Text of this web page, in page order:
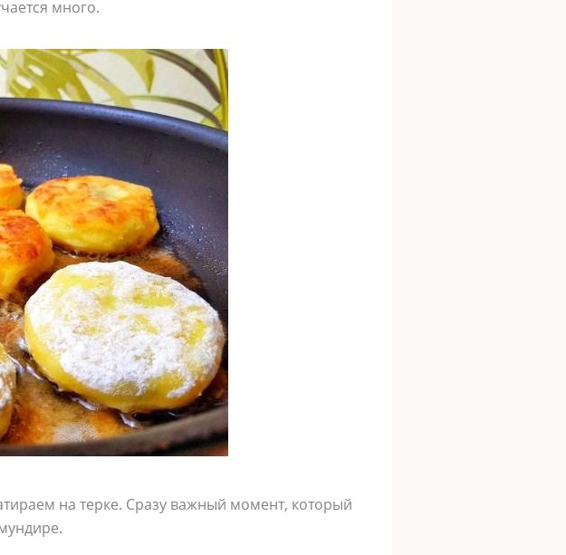
много.
на терке. Сразу важный момент, который